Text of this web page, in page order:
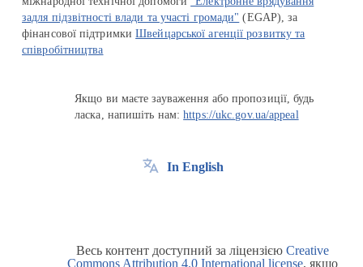
задля підзвітності влади та участі громади" (EGAP), за
фінансової підтримкиШвейцарської агенції розвитку та
співробітництва
Якщо ви маєте зауваження або пропозиції, будь
ласка, напишіть нам:https://ukc.gov.ua/appeal
In English
Весь контент доступний за ліцензією Creative
Commons Attribution 4.0 International license, якщо